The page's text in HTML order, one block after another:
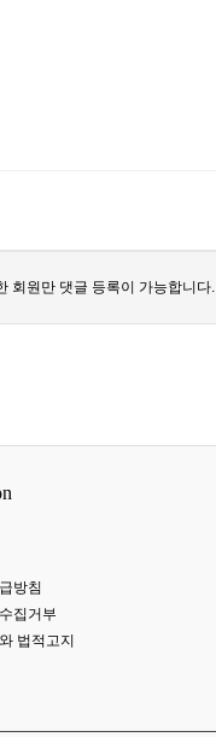
회원만 댓글 등록이 가능합니다.
방침
집거부
법적고지